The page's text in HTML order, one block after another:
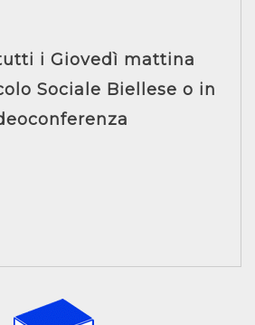
i Giovedì mattina
Sociale Biellese o in